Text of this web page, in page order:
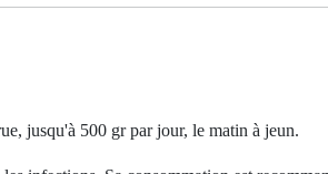
jusqu'à 500 gr par jour, le matin à jeun.